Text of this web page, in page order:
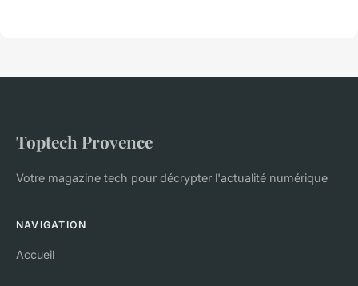
Toptech Provence
Votre magazine tech pour décrypter l'actualité numérique
NAVIGATION
Accueil